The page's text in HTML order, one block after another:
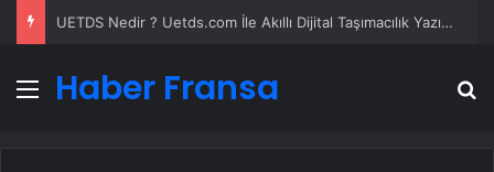
UETDS Nedir ? Uetds.com İle Akıllı Dijital Taşımacılık Yazılımı
Menü
Haber Fransa